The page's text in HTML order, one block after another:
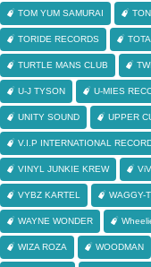
TOM YUM SAMURAI
TORIDE RECORDS
TURTLE MANS CLUB
U-J TYSON U-MIES
UNITY SOUND UPPER
V.I.P INTERNATIONAL
VINYL JUNKIE KREW
VYBZ KARTEL WAGGY-T
WAYNE WONDER
WIZA ROZA WOODMAN